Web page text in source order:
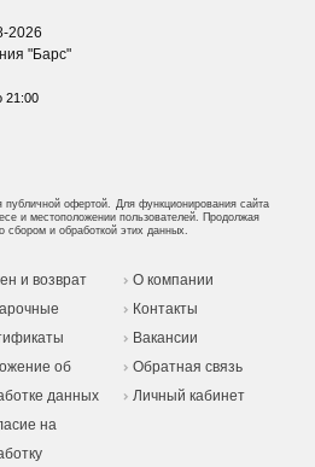
2026
"Барс"
21:00
публичной офертой. Для функционирования сайта
и местоположении пользователей. Продолжая
сбором и обработкой этих данных.
и возврат
об
данных
на
О компании
Контакты
Вакансии
Обратная связь
Личный кабинет